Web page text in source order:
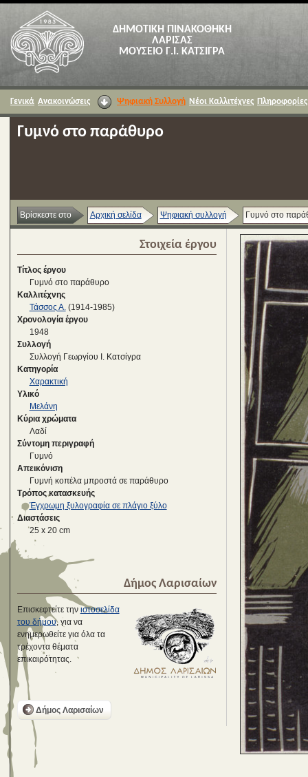
ΔΗΜΟΤΙΚΗ ΠΙΝΑΚΟΘΗΚΗ
ΛΑΡΙΣΑΣ
ΜΟΥΣΕΙΟ Γ.Ι. ΚΑΤΣΙΓΡΑ
Γενικά Ανακοινώσεις Ψηφιακή Συλλογή Νέοι Καλλιτέχνες Πληροφορίες
Γυμνό στο παράθυρο
Βρίσκεστε στο Αρχική σελίδα Ψηφιακή συλλογή Γυμνό στο
Στοιχεία έργου
Τίτλος έργου
Γυμνό στο παράθυρο
Καλλιτέχνης
Τάσσος Α.(1914-1985)
Χρονολογία έργου
1948
Συλλογή
Συλλογή Γεωργίου Ι. Κατσίγρα
Κατηγορία
Χαρακτική
Υλικό
Μελάνη
Κύρια χρώματα
Λαδί
Σύντομη περιγραφή
Γυμνό
Απεικόνιση
Γυμνή κοπέλα μπροστά σε παράθυρο
Τρόπος κατασκευής
Έγχρωμη ξυλογραφία σε πλάγιο ξύλο
Διαστάσεις
25 x 20 cm
Δήμος Λαρισαίων
Επισκεφτείτε την ιστοσελίδα
του δήμου, για να
ενημερωθείτε για όλα τα
τρέχοντα θέματα
επικαιρότητας.
Δήμος Λαρισαίων